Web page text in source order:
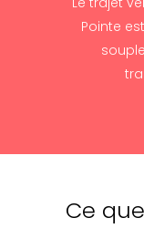
Pointe
Ce